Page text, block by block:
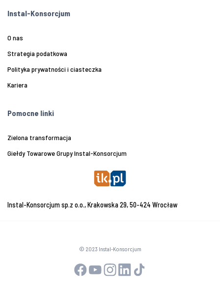
Instal-Konsorcjum
O nas
Strategia podatkowa
Polityka prywatności i ciasteczka
Kariera
Pomocne linki
Zielona transformacja
Giełdy Towarowe Grupy Instal-Konsorcjum
Instal-Konsorcjum sp.z o.o., Krakowska 29, 50-424 Wrocław
© 2023 Instal-Konsorcjum